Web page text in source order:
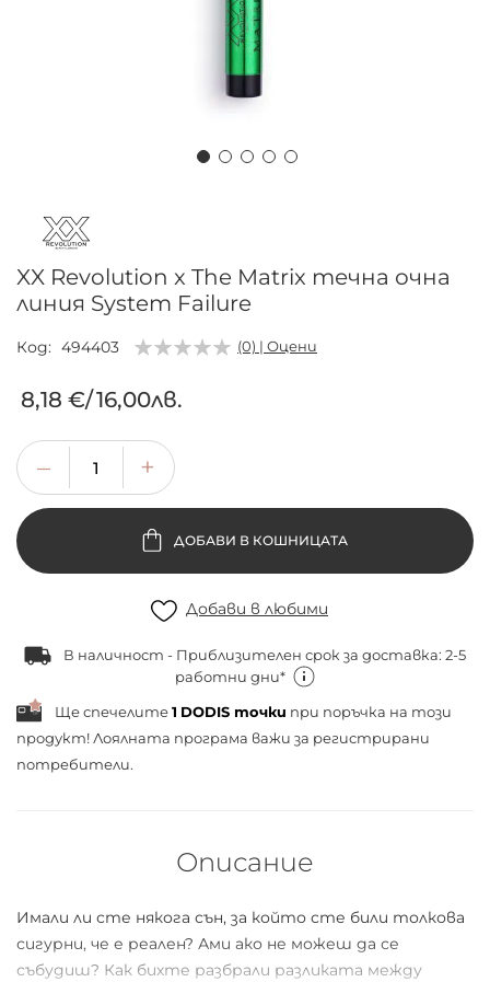
началото
галерия
със
снимки
XX Revolution x The Matrix течна очна
линия System Failure
Код 494403 (0) | Оцени
8,18 €/16,00лв.
ДОБАВИ В КОШНИЦАТА
Добави в любими
В наличност - Приблизителен срок за доставка: 2-5
работни дни*
Ще спечелите1 DODIS точки при поръчка на този
продукт! Лоялната програма важи за регистрирани
потребители.
Описание
Имали ли сте някога сън, за който сте били толкова
сигурни, че е реален? Ами ако не можеш да се
събудиш? Как бихте разбрали разликата между